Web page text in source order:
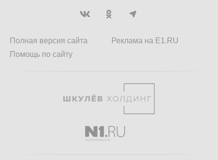
Полная версия сайта
Помощь по сайту
Реклама на E1.RU